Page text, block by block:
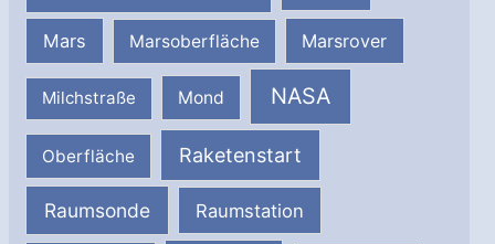
Mars Marsoberfläche Marsrover
Milchstraße Mond NASA
Oberfläche Raketenstart
Raumsonde Raumstation